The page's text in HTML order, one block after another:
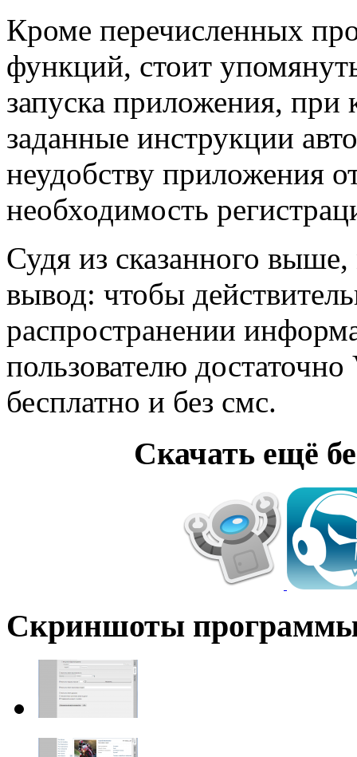
Кроме перечисленных
функций, стоит
запуска приложения, при
заданные инструкции
неудобству приложения
необходимость
Судя из сказанного
вывод: чтобы
распространении
пользователю
бесплатно и без смс.
Cкачать ещё
Скриншоты